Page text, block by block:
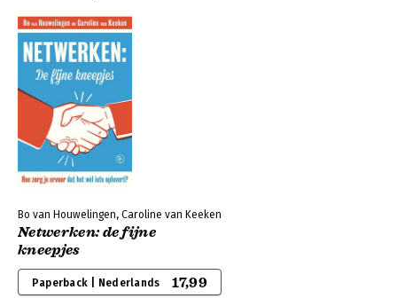
Bo van Houwelingen, Caroline van Keeken
Netwerken: de fijne
kneepjes
Paperback | Nederlands 17,99